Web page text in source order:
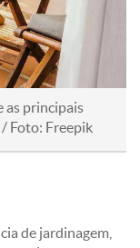
as principais
Foto: Freepik
de jardinagem,